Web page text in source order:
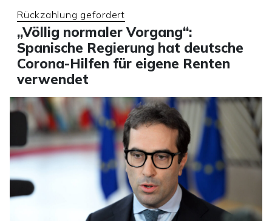
Rückzahlung gefordert
„Völlig normaler Vorgang“:
Spanische Regierung hat deutsche
Corona-Hilfen für eigene Renten
verwendet